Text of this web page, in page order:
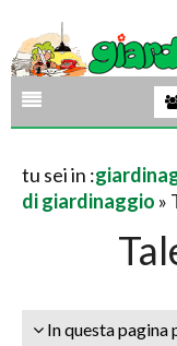
tu sei in :
di giardinaggio »
In questa pagina